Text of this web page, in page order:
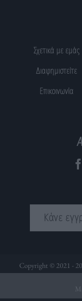
Σχετικά με εμάς
Διαφημιστείτε
Επικοινωνία
Κάνε
Copyright © 2021 -